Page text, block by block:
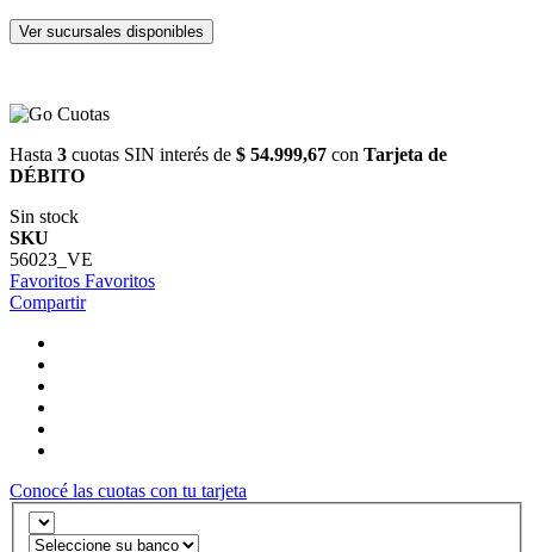
Ver sucursales disponibles
Hasta 3 cuotas SIN interés de $ 54.999,67 con Tarjeta de
DÉBITO
Sin stock
SKU
56023_VE
Favoritos Favoritos
Compartir
Conocé las cuotas con tu tarjeta